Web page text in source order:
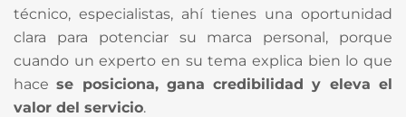
técnico, especialistas, ahí tienes una oportunidad
clara para potenciar su marca personal, porque
cuando un experto en su tema explica bien lo que
hacese posiciona, gana credibilidad y eleva el
valor del servicio.